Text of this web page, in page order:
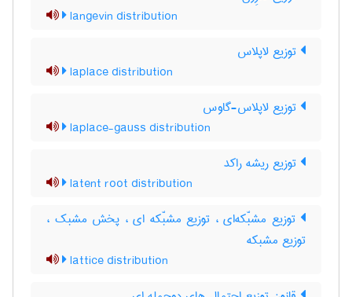
langevin distribution
توزیع لاپلاس
laplace distribution
توزیع لاپلاس-گاوس
laplace-gauss distribution
توزیع ریشه راکد
latent root distribution
توزیع مشبّکه‌ای ، توزیع مشبّکه ای ، پخش مشبک ،
توزیع مشبکه
lattice distribution